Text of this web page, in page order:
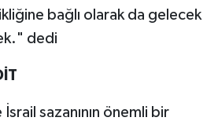
bağlı olarak da gelecek
dedi
sazanının önemli bir